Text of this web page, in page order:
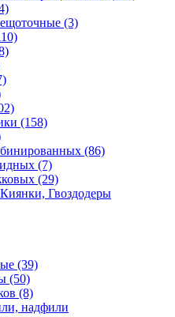
(3)
(158)
(86)
(7)
(29)
Гвоздодеры
(39)
(50)
(8)
надфили